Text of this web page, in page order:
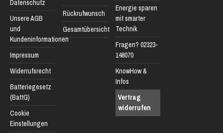
Datenschutz
Unsere AGB
und
Kundeninformationen
Impressum
Widerrufsrecht
Batteriegesetz
(BattG)
Cookie
Einstellungen
Rückrufwunsch
Gesamtübersicht
Energie sparen
mit smarter
Technik
Fragen? 02323-
148070
KnowHow &
Infos
Vertrag
widerrufen